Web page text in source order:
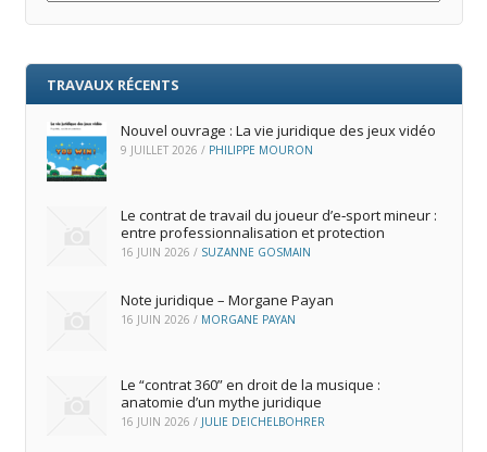
TRAVAUX RÉCENTS
Nouvel ouvrage : La vie juridique des jeux vidéo
9 JUILLET 2026 / PHILIPPE MOURON
Le contrat de travail du joueur d’e‑sport mineur :
entre professionnalisation et protection
16 JUIN 2026 / SUZANNE GOSMAIN
Note juridique – Morgane Payan
16 JUIN 2026 / MORGANE PAYAN
Le “contrat 360” en droit de la musique :
anatomie d’un mythe juridique
16 JUIN 2026 / JULIE DEICHELBOHRER